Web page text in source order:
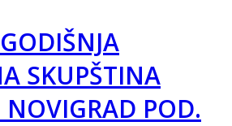
SKUPŠTINA
POD.